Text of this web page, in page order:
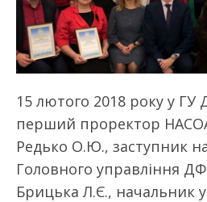
15 лютого 2018 року у ГУ
перший проректор
Редько О.Ю., заступник
Головного управління
Брицька Л.Є., начальник